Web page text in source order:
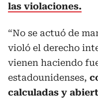
las violaciones.
“No se actuó de
violó el derecho
vienen haciendo
estadounidenses,
calculadas y